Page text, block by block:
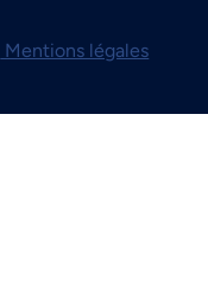
Mentions légales